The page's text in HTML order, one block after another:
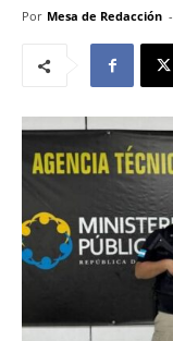
Por Mesa de Redacción -